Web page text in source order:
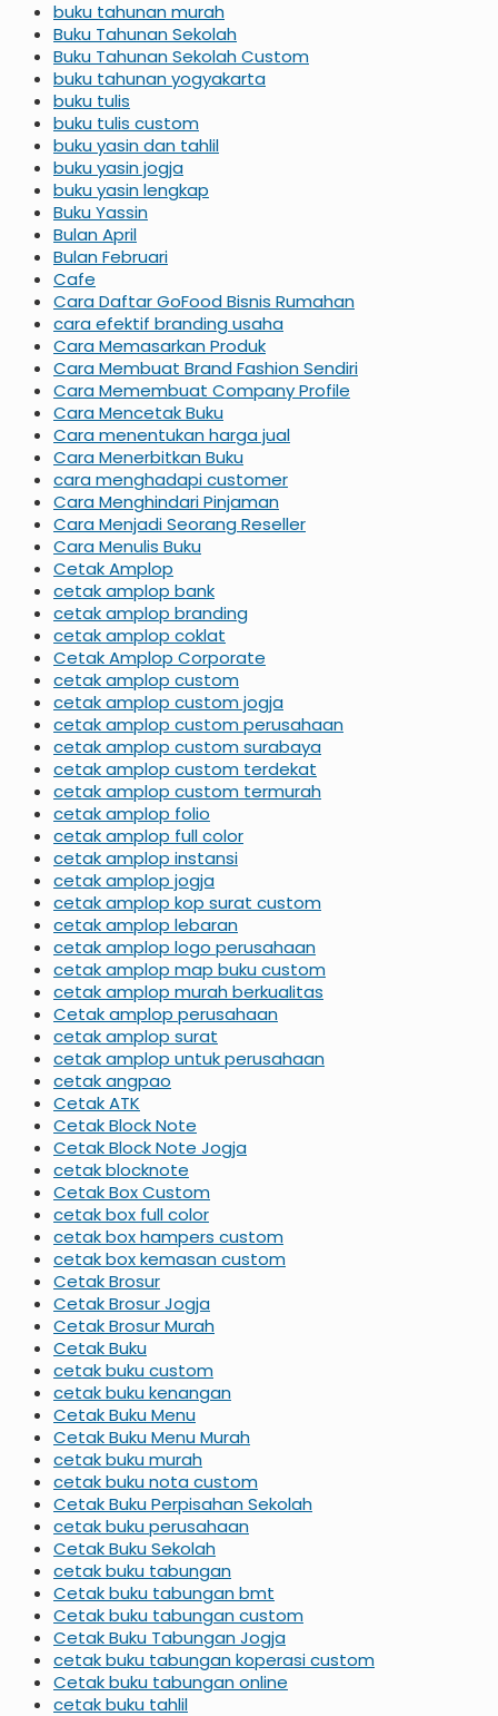
buku tahunan murah
Buku Tahunan Sekolah
Buku Tahunan Sekolah Custom
buku tahunan yogyakarta
buku tulis
buku tulis custom
buku yasin dan tahlil
buku yasin jogja
buku yasin lengkap
Buku Yassin
Bulan April
Bulan Februari
Cafe
Cara Daftar GoFood Bisnis Rumahan
cara efektif branding usaha
Cara Memasarkan Produk
Cara Membuat Brand Fashion Sendiri
Cara Memembuat Company Profile
Cara Mencetak Buku
Cara menentukan harga jual
Cara Menerbitkan Buku
cara menghadapi customer
Cara Menghindari Pinjaman
Cara Menjadi Seorang Reseller
Cara Menulis Buku
Cetak Amplop
cetak amplop bank
cetak amplop branding
cetak amplop coklat
Cetak Amplop Corporate
cetak amplop custom
cetak amplop custom jogja
cetak amplop custom perusahaan
cetak amplop custom surabaya
cetak amplop custom terdekat
cetak amplop custom termurah
cetak amplop folio
cetak amplop full color
cetak amplop instansi
cetak amplop jogja
cetak amplop kop surat custom
cetak amplop lebaran
cetak amplop logo perusahaan
cetak amplop map buku custom
cetak amplop murah berkualitas
Cetak amplop perusahaan
cetak amplop surat
cetak amplop untuk perusahaan
cetak angpao
Cetak ATK
Cetak Block Note
Cetak Block Note Jogja
cetak blocknote
Cetak Box Custom
cetak box full color
cetak box hampers custom
cetak box kemasan custom
Cetak Brosur
Cetak Brosur Jogja
Cetak Brosur Murah
Cetak Buku
cetak buku custom
cetak buku kenangan
Cetak Buku Menu
Cetak Buku Menu Murah
cetak buku murah
cetak buku nota custom
Cetak Buku Perpisahan Sekolah
cetak buku perusahaan
Cetak Buku Sekolah
cetak buku tabungan
Cetak buku tabungan bmt
Cetak buku tabungan custom
Cetak Buku Tabungan Jogja
cetak buku tabungan koperasi custom
Cetak buku tabungan online
cetak buku tahlil